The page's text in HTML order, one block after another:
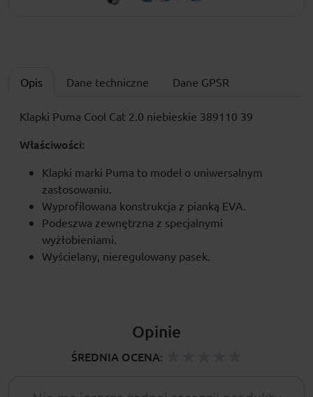
Opis Dane techniczne Dane GPSR
Klapki Puma Cool Cat 2.0 niebieskie 389110 39
Właściwości:
Klapki marki Puma to model o uniwersalnym
zastosowaniu.
Wyprofilowana konstrukcja z pianką EVA.
Podeszwa zewnętrzna z specjalnymi
wyżłobieniami.
Wyścielany, nieregulowany pasek.
Opinie
ŚREDNIA OCENA: